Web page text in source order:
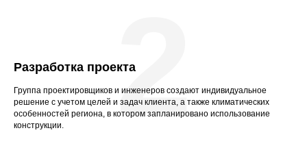
Разработка проекта
Группа проектировщиков и инженеров создают индивидуальное
решение с учетом целей и задач клиента, а также климатических
особенностей региона, в котором запланировано использование
конструкции.
2